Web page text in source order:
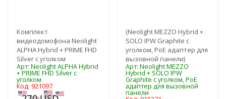
Комплект
видеодомофона Neolight
ALPHA Hybrid + PRIME FHD
Silver с уголком
Арт: Neolight ALPHA Hybrid
+ PRIME FHD Silver с
уголком
Код: 921097
(Neolight MEZZO Hybrid +
SOLO IPW Graphite с
уголком, PoE адаптер для
вызовной панели)
Арт: Neolight MEZZO
Hybrid + SOLO IPW
Graphite с уголком, PoE
адаптер для вызовной
панели